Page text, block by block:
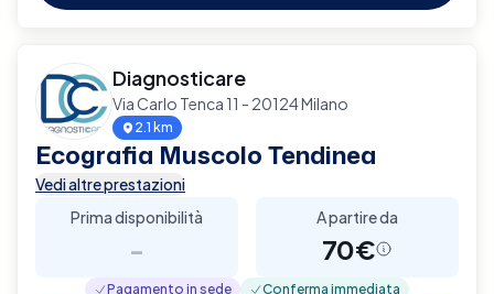
Diagnosticare
Via Carlo Tenca 11 - 20124 Milano
2.1 km
Ecografia Muscolo Tendinea
Vedi altre prestazioni
Prima disponibilità
-
A partire da
70€
Pagamento in sede Conferma immediata